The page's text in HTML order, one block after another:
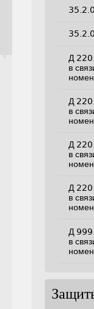
Д
в
Д
в
Д
в
Д
в
Д
в